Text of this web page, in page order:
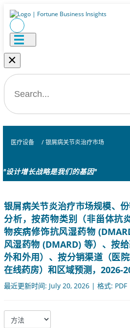
×
医疗设备 / 银屑病关节炎治疗市场
"设计增长战略是我们的基因"
银屑病关节炎治疗市场规模、
分析，按药物类别（非甾体抗
物疾病修饰抗风湿药物
风湿药物 (DMARD) 等）、按
外和外用）、按分销渠道（医院
在线药房）和区域预测，2026-
最近更新时间: July 20, 2026 | 格式: